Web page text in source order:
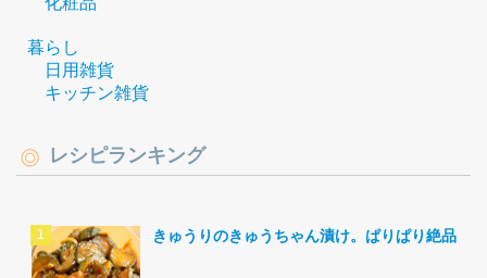
暮らし
日用雑貨
キッチン雑貨
レシピランキング
きゅうりのきゅうちゃん漬け。ぱりぱり絶品。